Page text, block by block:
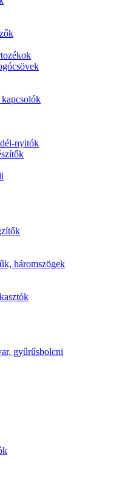
nyitók
háromszögek
gyűrűsbolcni